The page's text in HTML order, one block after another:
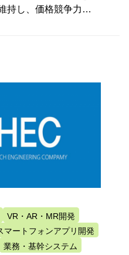
持し、価格競争力…
VR・AR・MR開発
マートフォンアプリ開発
業務・基幹システム